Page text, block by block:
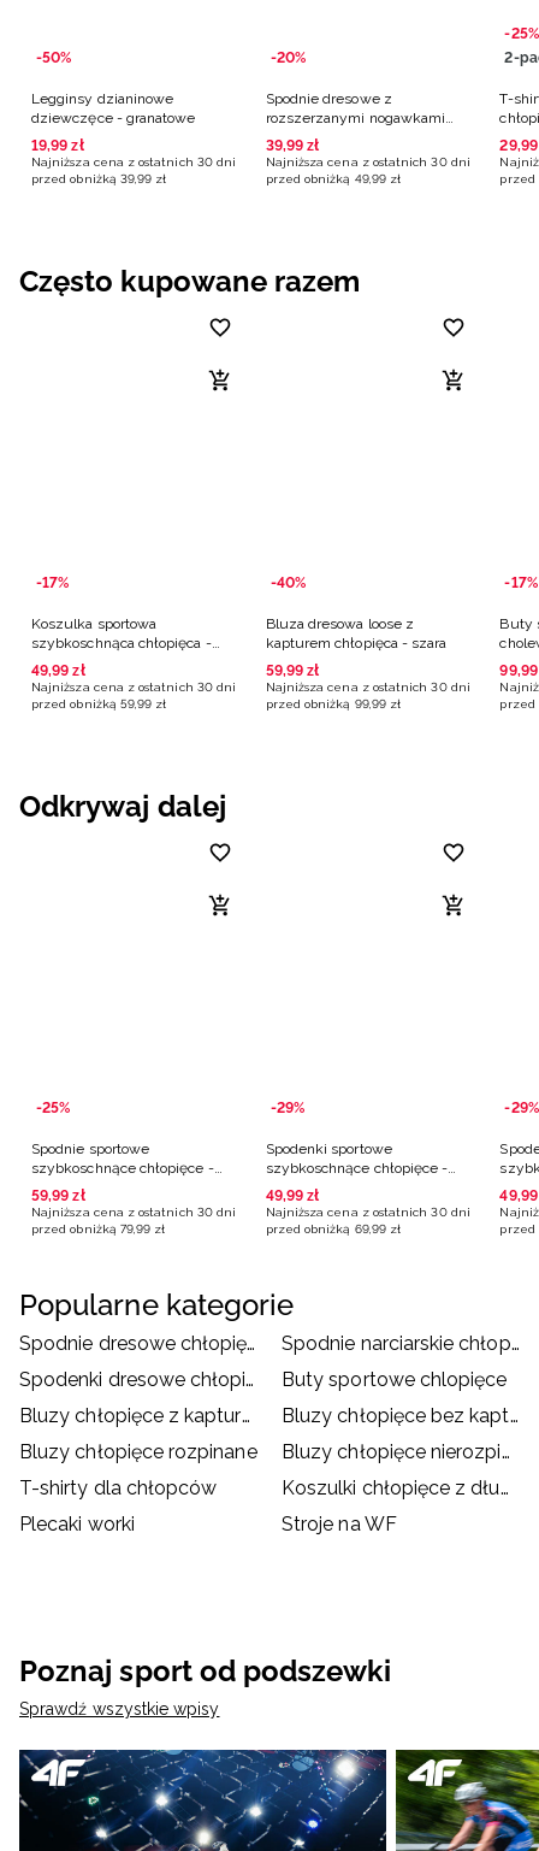
-50%
Legginsy dzianinowe
dziewczęce - granatowe
19,99 zł
Najniższa cena z ostatnich 30 dni
przed obniżką 39,99 zł
-20%
Spodnie dresowe z
rozszerzanymi nogawkami
dziewczęce - granatowe
39,99 zł
Najniższa cena z ostatnich 30 dni
przed obniżką 49,99 zł
-25%
2-
T-
29,99
przed
Często kupowane razem
-17%
Koszulka sportowa
szybkoschnąca chłopięca -
pomarańczowa
49,99 zł
Najniższa cena z ostatnich 30 dni
przed obniżką 59,99 zł
-40%
Bluza dresowa loose z
kapturem chłopięca - szara
59,99 zł
Najniższa cena z ostatnich 30 dni
przed obniżką 99,99 zł
-17%
Buty
99,99
przed
Odkrywaj dalej
-25%
Spodnie sportowe
szybkoschnące chłopięce -
szare
59,99 zł
Najniższa cena z ostatnich 30 dni
przed obniżką 79,99 zł
-29%
Spodenki sportowe
szybkoschnące chłopięce -
czarne
49,99 zł
Najniższa cena z ostatnich 30 dni
przed obniżką 69,99 zł
-29%
49,99
przed
Popularne kategorie
Spodnie dresowe chłopięce
Spodnie narciarskie chłopięce
Spodenki dresowe chłopięce
Buty sportowe chlopięce
Bluzy chłopięce z kapturem
Bluzy chłopięce bez kaptura
Bluzy chłopięce rozpinane
Bluzy chłopięce nierozpinane
T-shirty dla chłopców
Koszulki chłopięce z długim rękawem
Plecaki worki
Stroje na WF
Poznaj sport od podszewki
Sprawdź wszystkie wpisy